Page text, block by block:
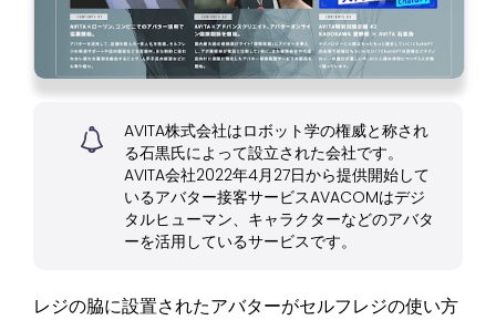
AVITA株式会社はロボット学の権威と称され
る石黒氏によって設立された会社です。
AVITA会社2022年4月27日から提供開始して
いるアバター接客サービスAVACOMはデジ
タルヒューマン、キャラクターなどのアバタ
ーを活用しているサービスです。
レジの脇に設置されたアバターがセルフレジの使い方